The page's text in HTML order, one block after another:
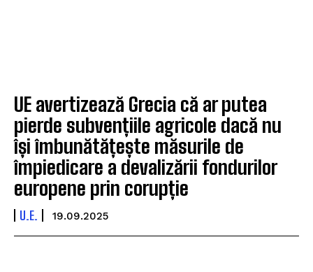
UE avertizează Grecia că ar putea
pierde subvențiile agricole dacă nu
își îmbunătățește măsurile de
împiedicare a devalizării fondurilor
europene prin corupție
U.E. 19.09.2025